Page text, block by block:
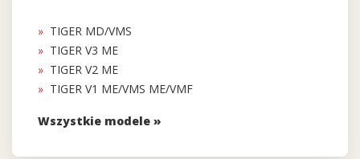
TIGER MD/VMS
TIGER V3 ME
TIGER V2 ME
TIGER V1 ME/VMS ME/VMF
Wszystkie modele »